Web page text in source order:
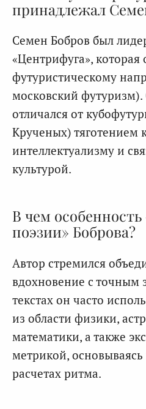
принадлежал
Семен Бобров был
«Центрифуга», которая
футуристическому
московский футуризм).
отличался от
Крученых) тяготением
интеллектуализму и
культурой.
В чем
поэзии» Боброва?
Автор стремился
вдохновение с точным
текстах он часто
из области физики,
математики, а также
метрикой,
расчетах ритма.